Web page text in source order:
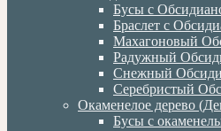
Бусы с
Браслет с
Махагоновый
Радужный
Снежный
Серебристый
Окаменелое дерево
Бусы с